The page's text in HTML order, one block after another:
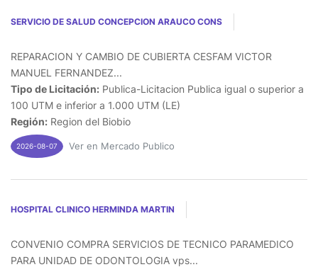
SERVICIO DE SALUD CONCEPCION ARAUCO CONS
REPARACION Y CAMBIO DE CUBIERTA CESFAM VICTOR
MANUEL FERNANDEZ...
Tipo de Licitación: Publica-Licitacion Publica igual o superior a
100 UTM e inferior a 1.000 UTM (LE)
Región: Region del Biobio
2026-08-07 Ver en Mercado Publico
HOSPITAL CLINICO HERMINDA MARTIN
CONVENIO COMPRA SERVICIOS DE TECNICO PARAMEDICO
PARA UNIDAD DE ODONTOLOGIA vps...